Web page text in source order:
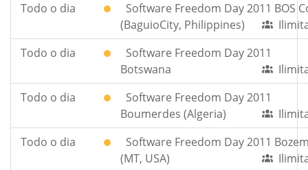
Todo o dia
Software Freedom Day 2011 BOS
(BaguioCity, Philippines)
Todo o dia
Software Freedom Day 2011
Botswana
Todo o dia
Software Freedom Day 2011
Boumerdes (Algeria)
Todo o dia
Software Freedom Day 2011
(MT, USA)